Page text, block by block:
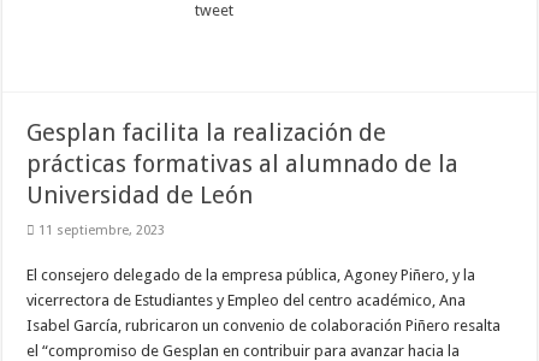
tweet
Gesplan facilita la realización de
prácticas formativas al alumnado de la
Universidad de León
11 septiembre, 2023
El consejero delegado de la empresa pública, Agoney Piñero, y la
vicerrectora de Estudiantes y Empleo del centro académico, Ana
Isabel García, rubricaron un convenio de colaboración Piñero resalta
el “compromiso de Gesplan en contribuir para avanzar hacia la